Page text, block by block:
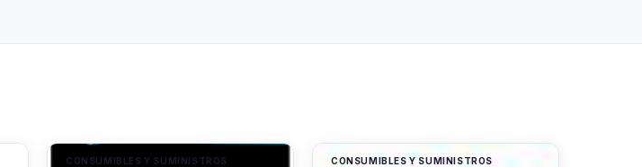
CONSUMIBLES Y SUMINISTROS CONSUMIBLES Y SUMINISTROS